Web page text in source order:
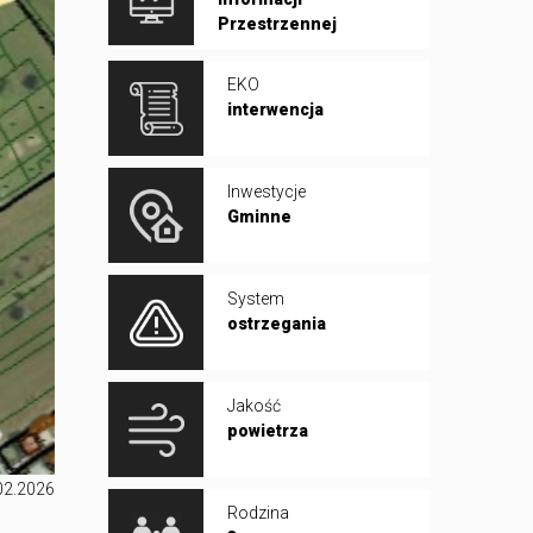
Przestrzennej
EKO
interwencja
Inwestycje
Gminne
System
ostrzegania
Jakość
powietrza
Rodzina